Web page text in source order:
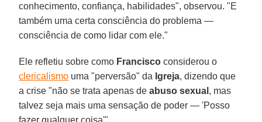
conhecimento, confiança, habilidades", observou. "E
também uma certa consciência do problema —
consciência de como lidar com ele."
Ele refletiu sobre como Francisco considerou o
clericalismo uma "perversão" da Igreja, dizendo que
a crise "não se trata apenas deabuso sexual , mas
talvez seja mais uma sensação de poder — 'Posso
fazer qualquer coisa'".